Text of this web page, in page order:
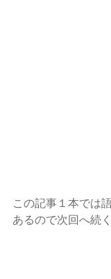
この記事１本では
あるので次回へ続く